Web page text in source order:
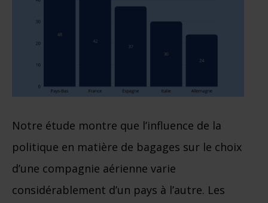
Notre étude montre que l’influence de la
politique en matière de bagages sur le choix
d’une compagnie aérienne varie
considérablement d’un pays à l’autre. Les